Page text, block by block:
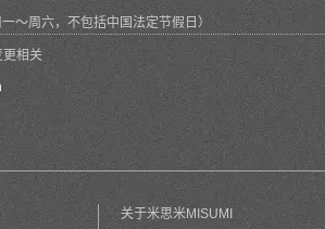
～周六，不包括中国法定节假日）
更相关
关于米思米MISUMI